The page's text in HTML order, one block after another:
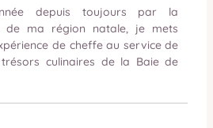
depuis toujours par la
de ma région natale, je mets
de cheffe au service de
culinaires de la Baie de